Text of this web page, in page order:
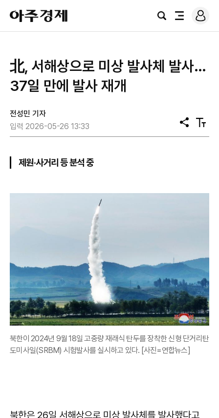
아
주
경
검
전
로
그
北, 서해상으로 미상 발사체 발사…
37일 만에 발사 재개
전성민 기자
입력 2026-05-26 13:33
공
유
텍
스
제원·사거리 등 분석 중
북한이 2024년 9월 18일 고중량 재래식 탄두를 장착한 신형 단거리탄
도미사일(SRBM) 시험발사를 실시하고 있다. [사진=연합뉴스]
북한은 26일 서해상으로 미상 발사체를 발사했다고